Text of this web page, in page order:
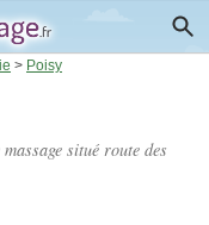
> Poisy
situé route des